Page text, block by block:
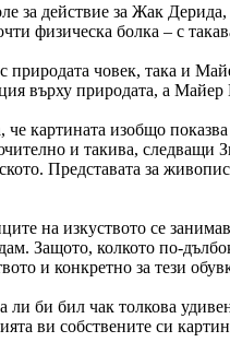
за действие за Жак
физическа болка – с
природата човек, така и
върху природата, а
картината изобщо
и такива, следващи
Представата за
на изкуството се
Защото, колкото по-
и конкретно за тези
ли би бил чак толкова
ви собствените си